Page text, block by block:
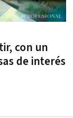
con un
de interés